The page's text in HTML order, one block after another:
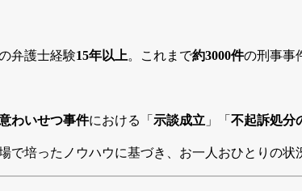
弁護士経験15年以上。これまで約3000件の刑事事
わいせつ事件における「 示談成立 」「 不起訴処分
で培ったノウハウに基づき、お一人おひとりの状